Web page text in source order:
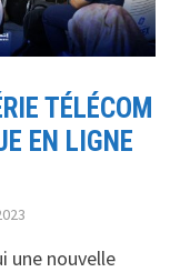
TÉLÉCOM
EN LIGNE
une nouvelle